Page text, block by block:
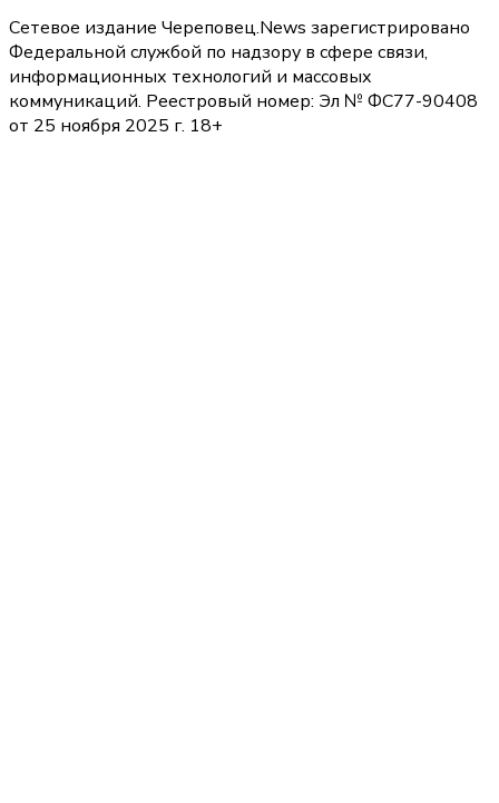
Сетевое издание Череповец.News зарегистрировано
Федеральной службой по надзору в сфере связи,
информационных технологий и массовых
коммуникаций. Реестровый номер: Эл № ФС77-90408
от 25 ноября 2025 г. 18+